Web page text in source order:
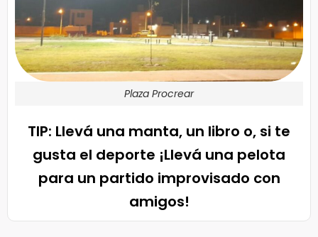
Plaza Procrear
TIP: Llevá una manta, un libro o, si te
gusta el deporte ¡Llevá una pelota
para un partido improvisado con
amigos!